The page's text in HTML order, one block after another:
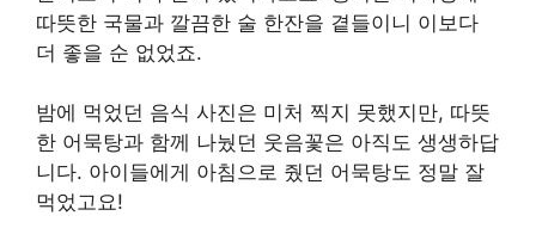
따뜻한 국물과 깔끔한 술 한잔을 곁들이니 이보다
더 좋을 순 없었죠.
밤에 먹었던 음식 사진은 미처 찍지 못했지만, 따뜻
한 어묵탕과 함께 나눴던 웃음꽃은 아직도 생생하답
니다. 아이들에게 아침으로 줬던 어묵탕도 정말 잘
먹었고요!